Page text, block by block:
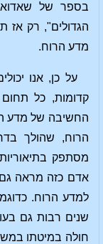
הגדולים", רק אז
מדע הרוח.
על כן, אנו
קדומות, כל
החשיבה של מדע
הרוח, שהולך
מסתפק
אדם כזה מראה גם
למדע הרוח.
שנים רבות גם
חולה במיטתו